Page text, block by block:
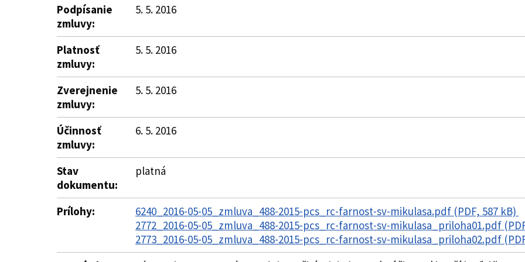
Podpísanie
zmluvy:
5. 5. 2016
Platnosť
zmluvy:
5. 5. 2016
Zverejnenie
zmluvy:
5. 5. 2016
Účinnosť
zmluvy:
6. 5. 2016
Stav
dokumentu:
platná
Prílohy:
6240_2016-05-05_zmluva_488-2015-pcs_rc-farnost-sv-mikulasa.pdf (PDF, 587 kB)
2772_2016-05-05_zmluva_488-2015-pcs_rc-farnost-sv-mikulasa_priloha01.pdf
2773_2016-05-05_zmluva_488-2015-pcs_rc-farnost-sv-mikulasa_priloha02.pdf